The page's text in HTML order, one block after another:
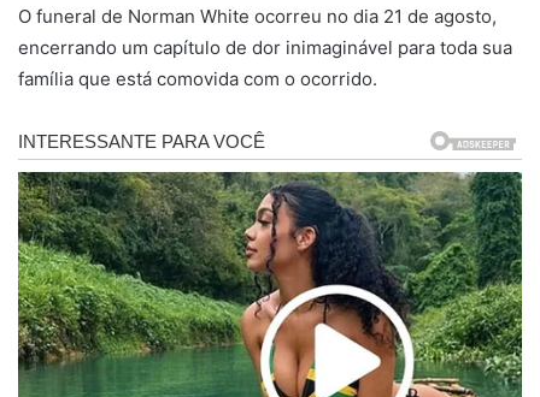
O funeral de Norman White ocorreu no dia 21 de agosto,
encerrando um capítulo de dor inimaginável para toda sua
família que está comovida com o ocorrido.